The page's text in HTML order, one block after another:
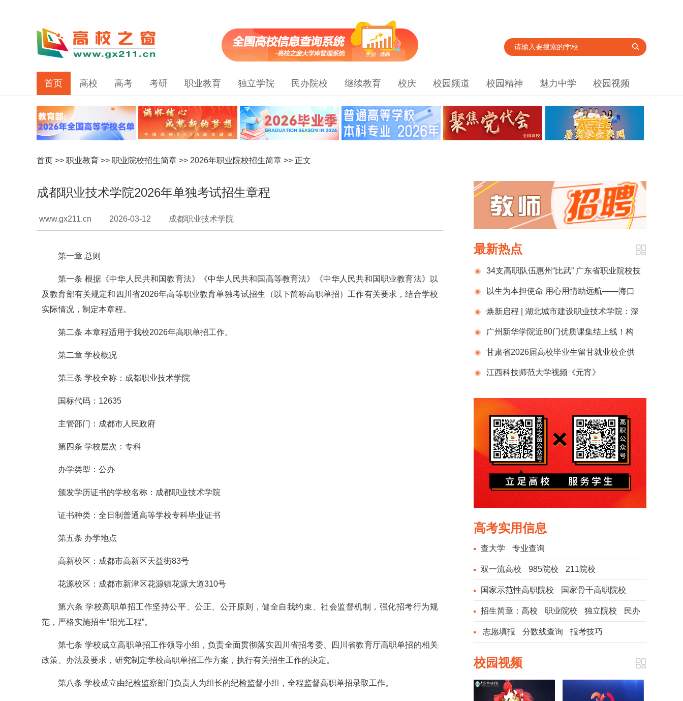
首页 高校 高考 考研 职业教育 独立学院 民办院校 继续教育 校庆 校园频道 校园精神 魅力中学 校园视频
首页 >> 职业教育 >> 职业院校招生简章 >> 2026年职业院校招生简章 >> 正文
成都职业技术学院2026年单独考试招生章程
www.gx211.cn 2026-03-12 成都职业技术学院
第一章 总则
第一条 根据《中华人民共和国教育法》《中华人民共和国高等教育法》《中华人民共和国职业教育法》以
及教育部有关规定和四川省2026年高等职业教育单独考试招生（以下简称高职单招）工作有关要求，结合学校
实际情况，制定本章程。
第二条 本章程适用于我校2026年高职单招工作。
第二章 学校概况
第三条 学校全称：成都职业技术学院
国标代码：12635
主管部门：成都市人民政府
第四条 学校层次：专科
办学类型：公办
颁发学历证书的学校名称：成都职业技术学院
证书种类：全日制普通高等学校专科毕业证书
第五条 办学地点
高新校区：成都市高新区天益街83号
花源校区：成都市新津区花源镇花源大道310号
第六条 学校高职单招工作坚持公平、公正、公开原则，健全自我约束、社会监督机制，强化招考行为规
范，严格实施招生“阳光工程”。
第七条 学校成立高职单招工作领导小组，负责全面贯彻落实四川省招考委、四川省教育厅高职单招的相关
政策、办法及要求，研究制定学校高职单招工作方案，执行有关招生工作的决定。
第八条 学校成立由纪检监察部门负责人为组长的纪检监督小组，全程监督高职单招录取工作。
最新热点
34支高职队伍惠州“比武” 广东省职业院校技
能大赛酒店服务赛项开赛
以生为本担使命 用心用情助远航——海口
经济学院2026届毕业生“寒假促就业暖心行
动”纪实
焕新启程 | 湖北城市建设职业技术学院：深
耕城市更新，培育未来焕新者
广州新华学院近80门优质课集结上线！构
筑跨区域教育资源共享新生态
甘肃省2026届高校毕业生留甘就业校企供
需对接活动在兰州新区化工园区举办
江西科技师范大学视频《元宵》
高考实用信息
查大学 专业查询
双一流高校 985院校 211院校
国家示范性高职院校 国家骨干高职院校
招生简章： 高校 职业院校 独立院校 民办
院校志愿填报 分数线查询 报考技巧
校园视频